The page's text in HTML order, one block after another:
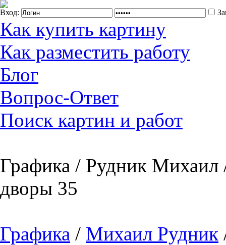
Вход:
Как купить картину
Как разместить работу
Блог
Вопрос-Ответ
Поиск картин и работ
Графика / Рудник Михаил
дворы 35
Графика / Михаил Рудник